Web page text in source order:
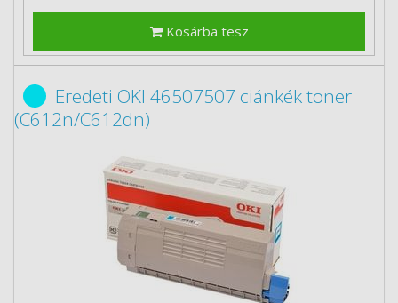
Kosárba tesz
Eredeti OKI 46507507 ciánkék toner
(C612n/C612dn)